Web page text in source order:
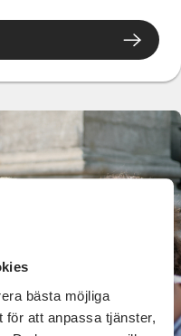
bästa möjliga
för att anpassa tjänster,